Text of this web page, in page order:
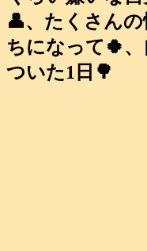
👤、たくさん
ちになって🍀
ついた1日🌳